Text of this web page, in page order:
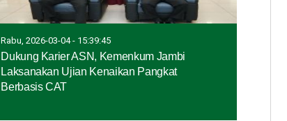
Rabu, 2026-03-04 - 15:39:45
Dukung Karier ASN, Kemenkum Jambi
Laksanakan Ujian Kenaikan Pangkat
Berbasis CAT